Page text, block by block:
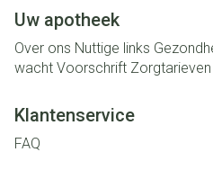
Uw apotheek
Over ons Nuttige links
wacht Voorschrift Zorgtarieven
Klantenservice
FAQ